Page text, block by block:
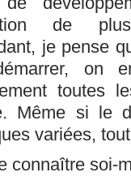
de
je pense
on
toutes
Même si le
variées,
connaître soi-